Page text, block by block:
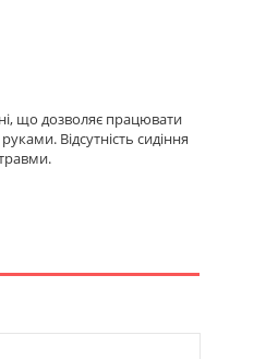
що дозволяє працювати
Відсутність сидіння